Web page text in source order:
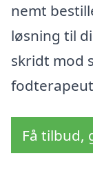
nemt
løsning til
skridt mod
Få tilbud,